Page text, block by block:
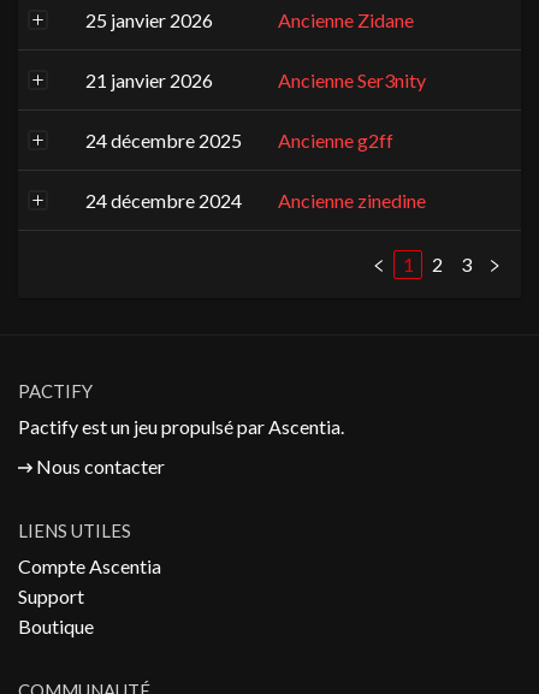
25 janvier 2026 Ancienne Zidane
21 janvier 2026 Ancienne Ser3nity
24 décembre 2025 Ancienne g2ff
24 décembre 2024 Ancienne zinedine
1 2 3
PACTIFY
Pactify est un jeu propulsé parAscentia.
Nous contacter
LIENS UTILES
Compte Ascentia
Support
Boutique